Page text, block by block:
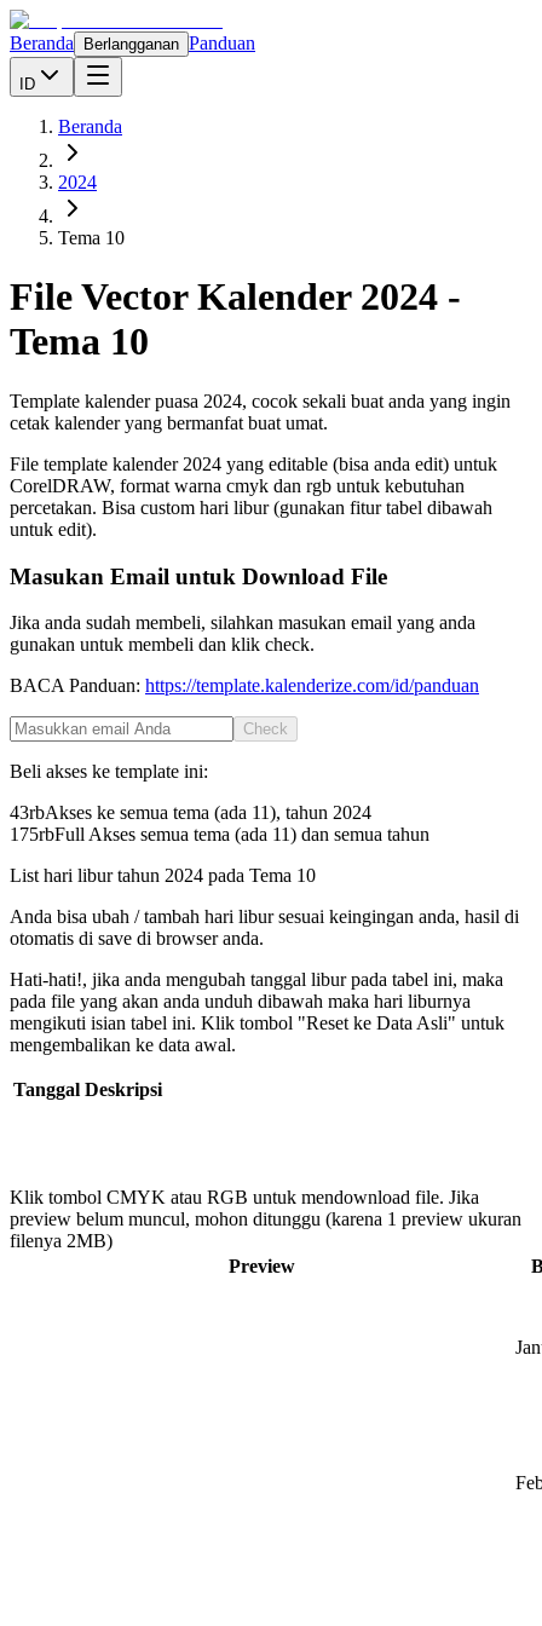
Beranda Berlangganan Panduan
ID
Beranda
2024
Tema 10
File Vector Kalender 2024 -
Tema 10
Template kalender puasa 2024, cocok sekali buat anda yang ingin
cetak kalender yang bermanfat buat umat.
File template kalender 2024 yang editable (bisa anda edit) untuk
CorelDRAW, format warna cmyk dan rgb untuk kebutuhan
percetakan. Bisa custom hari libur (gunakan fitur tabel dibawah
untuk edit).
Masukan Email untuk Download File
Jika anda sudah membeli, silahkan masukan email yang anda
gunakan untuk membeli dan klik check.
BACA Panduan: https://template.kalenderize.com/id/panduan
Check
Beli akses ke template ini:
43rbAkses ke semua tema (ada 11), tahun 2024
175rbFull Akses semua tema (ada 11) dan semua tahun
List hari libur tahun 2024 pada Tema 10
Anda bisa ubah / tambah hari libur sesuai keingingan anda, hasil di
otomatis di save di browser anda.
Hati-hati!, jika anda mengubah tanggal libur pada tabel ini, maka
pada file yang akan anda unduh dibawah maka hari liburnya
mengikuti isian tabel ini. Klik tombol "Reset ke Data Asli" untuk
mengembalikan ke data awal.
Tanggal Deskripsi
Klik tombol CMYK atau RGB untuk mendownload file. Jika
preview belum muncul, mohon ditunggu (karena 1 preview ukuran
filenya 2MB)
Preview